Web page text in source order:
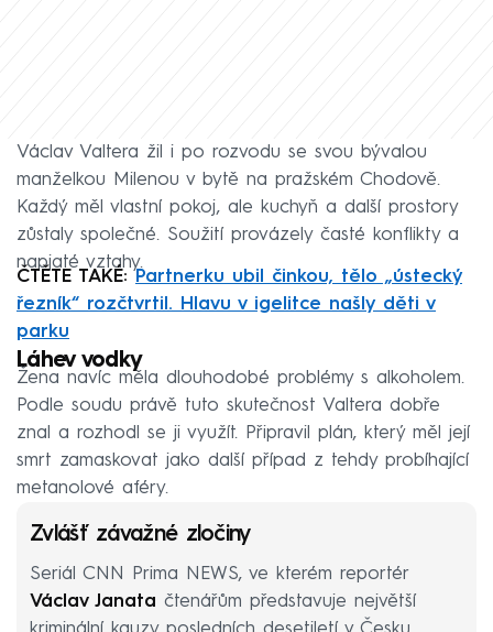
Václav Valtera žil i po rozvodu se svou bývalou
manželkou Milenou v bytě na pražském Chodově.
Každý měl vlastní pokoj, ale kuchyň a další prostory
zůstaly společné. Soužití provázely časté konflikty a
napjaté vztahy.
ČTĚTE TAKÉ:Partnerku ubil činkou, tělo „ústecký
řezník“ rozčtvrtil. Hlavu v igelitce našly děti v
parku
Láhev vodky
Žena navíc měla dlouhodobé problémy s alkoholem.
Podle soudu právě tuto skutečnost Valtera dobře
znal a rozhodl se ji využít. Připravil plán, který měl její
smrt zamaskovat jako další případ z tehdy probíhající
metanolové aféry.
Zvlášť závažné zločiny
Seriál CNN Prima NEWS, ve kterém reportér
Václav Janata čtenářům představuje největší